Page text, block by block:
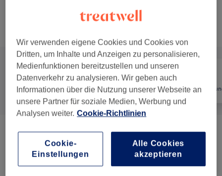
Alle Nägel
Nagelmodellage (4) ab CHF 15
Manicure & Pedicure ( ab CHF 20
Wir verwenden eigene Cookies und Cookies von
Dritten, um Inhalte und Anzeigen zu personalisieren,
Medienfunktionen bereitzustellen und unseren
Datenverkehr zu analysieren. Wir geben auch
Informationen über die Nutzung unserer Webseite an
unsere Partner für soziale Medien, Werbung und
Analysen weiter. Cookie-Richtlinien
Alle Cookies
akzeptieren
Cookie-
Einstellungen